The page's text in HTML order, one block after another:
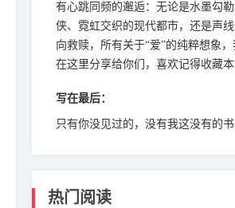
有心跳同频的邂逅：无论是水墨勾
侠、霓虹交织的现代都市，还是声
向救赎，所有关于“爱”的纯粹想象
在这里分享给你们，喜欢记得收藏本
写在最后：
只有你没见过的，没有我这没有的书
热门阅读